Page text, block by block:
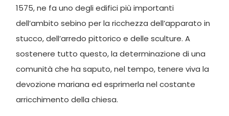
1575, ne fa uno degli edifici più importanti
dell’ambito sebino per la ricchezza dell’apparato in
stucco, dell’arredo pittorico e delle sculture. A
sostenere tutto questo, la determinazione di una
comunità che ha saputo, nel tempo, tenere viva la
devozione mariana ed esprimerla nel costante
arricchimento della chiesa.